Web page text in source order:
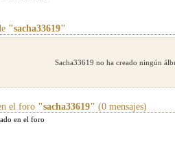
"sacha33619"
Sacha33619 no ha creado ningún
el foro "sacha33619" (0 mensajes)
en el foro